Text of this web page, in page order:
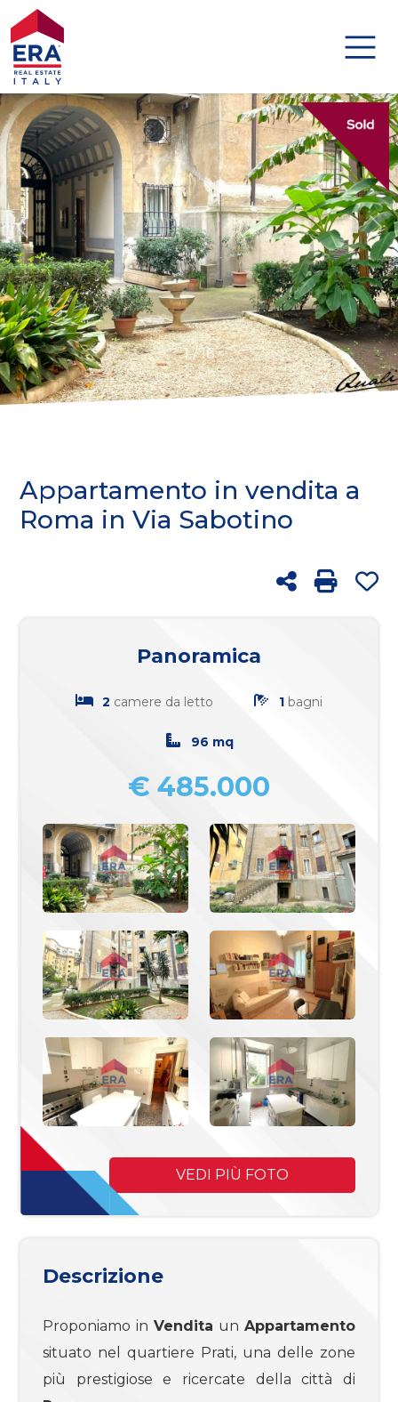
1 / 16
Appartamento in vendita a
Roma in Via Sabotino
Stampa:
Condividi
Panoramica
2 camere da letto 1 bagni
96 mq
€ 485.000
VEDI PIÙ FOTO
Descrizione
Proponiamo in Vendita un Appartamento
situato nel quartiere Prati, una delle zone
più prestigiose e ricercate della città di
HOME
IMMOBILI
DISTINCTIVE
AGENZIE
AGENTI
ABOUT US
GLOBAL
Codice
Contratto
Qualsiasi
Vendita
Affitto
Scegli
dove
cercare
Comune
multiscelta
Commerciali
Industriali
Terreni
Prezzo
Totale
Locali